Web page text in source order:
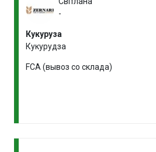
-
Кукуруза
Кукурудза
FCA (вывоз со склада)